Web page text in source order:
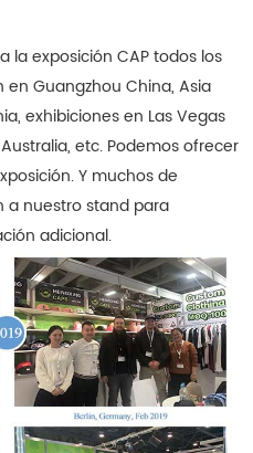
la exposición CAP todos los
Guangzhou China, Asia
exhibiciones en Las Vegas
etc. Podemos ofrecer
Y muchos de
a nuestro stand para
adicional.